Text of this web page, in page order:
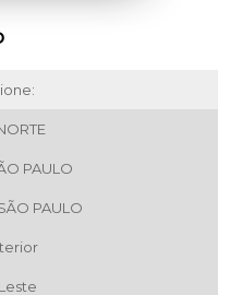
PAULO
PAULO